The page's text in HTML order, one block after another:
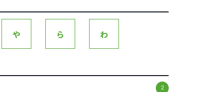
や ら わ
2